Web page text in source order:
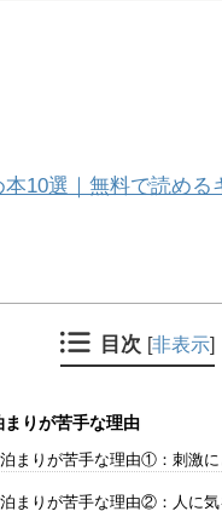
10選｜無料で読める
目次 [非表示]
まりが苦手な理由
泊まりが苦手な理由①：刺激
泊まりが苦手な理由②：人に